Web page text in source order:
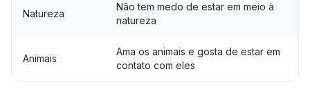
Natureza
Não tem medo de estar em meio à
natureza
Animais
Ama os animais e gosta de estar em
contato com eles